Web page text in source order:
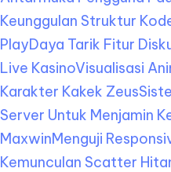
Keunggulan Struktur
PlayDaya Tarik Fitur
Live KasinoVisualisasi
Karakter Kakek Zeus
Server Untuk Menjamin
MaxwinMenguji
Kemunculan Scatter